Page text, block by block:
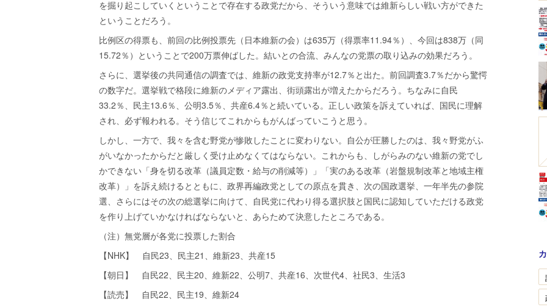
を掘り起こしていくということで存在する政党だから、そういう意味では維新らしい戦い方ができた
ということだろう。
比例区の得票も、前回の比例投票先（日本維新の会）は635万（得票率11.94％）、今回は838万（同
15.72％）ということで200万票伸ばした。結いとの合流、みんなの党票の取り込みの効果だろう。
さらに、選挙後の共同通信の調査では、維新の政党支持率が12.7％と出た。前回調査3.7％だから驚愕
の数字だ。選挙戦で格段に維新のメディア露出、街頭露出が増えたからだろう。ちなみに自民
33.2％、民主13.6％、公明3.5％、共産6.4％と続いている。正しい政策を訴えていれば、国民に理解
され、必ず報われる。そう信じてこれからもがんばっていこうと思う。
しかし、一方で、我々を含む野党が惨敗したことに変わりない。自公が圧勝したのは、我々野党がふ
がいなかったからだと厳しく受け止めなくてはならない。これからも、しがらみのない維新の党でし
かできない「身を切る改革（議員定数・給与の削減等）」「実のある改革（岩盤規制改革と地域主権
改革）」を訴え続けるとともに、政界再編政党としての原点を貫き、次の国政選挙、一年半先の参院
選、さらにはその次の総選挙に向けて、自民党に代わり得る選択肢と国民に認知していただける政党
を作り上げていかなければならないと、あらためて決意したところである。
（注）無党層が各党に投票した割合
【NHK】 自民23、民主21、維新23、共産15
【朝日】 自民22、民主20、維新22、公明7、共産16、次世代4、社民3、生活3
【読売】 自民22、民主19、維新24